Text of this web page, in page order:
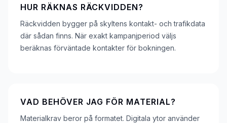
HUR RÄKNAS RÄCKVIDDEN?
Räckvidden bygger på skyltens kontakt- och trafikdata
där sådan finns. När exakt kampanjperiod väljs
beräknas förväntade kontakter för bokningen.
VAD BEHÖVER JAG FÖR MATERIAL?
Materialkrav beror på formatet. Digitala ytor använder